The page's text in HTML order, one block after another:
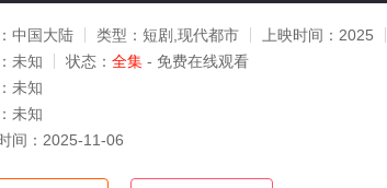
中国大陆 类型： 短剧,现代都市 上映时间： 2025
未知 状态： 全集 - 免费在线观看
未知
未知
间： 2025-11-06